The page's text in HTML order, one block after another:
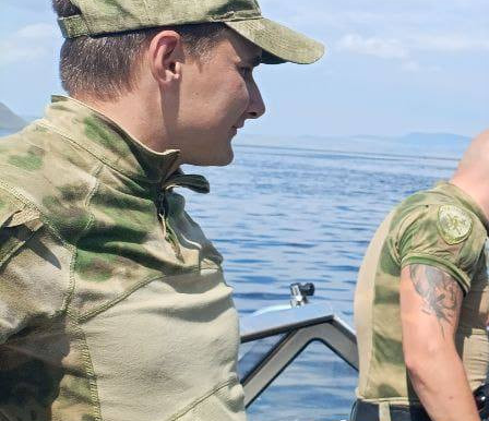
Природа
31.07.2025 16:47828
Фото:
Западно-Сибирская транспортная прокуратура
Абаканский транспортный прокурор Денис Бажан с
поддержкой правоохранительных и контролирующих органов
дал оценку обеспечения безопасности плавания в